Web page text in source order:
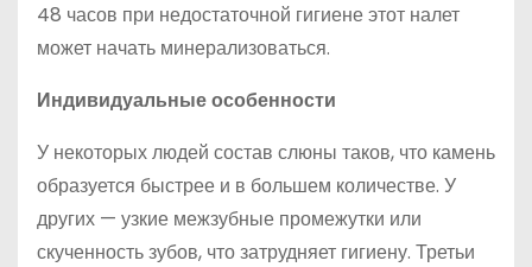
48 часов при недостаточной гигиене этот налет
может начать минерализоваться.
Индивидуальные особенности
У некоторых людей состав слюны таков, что камень
образуется быстрее и в большем количестве. У
других — узкие межзубные промежутки или
скученность зубов, что затрудняет гигиену. Третьи